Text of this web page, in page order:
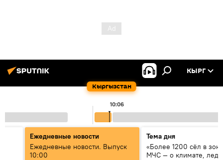
Кыргызстан
КЫРГ
10:06
Ежедневные новости
Ежедневные новости. Выпуск
10:00
Тема дня
«Более 1200 сёл в
МЧС — о климате,